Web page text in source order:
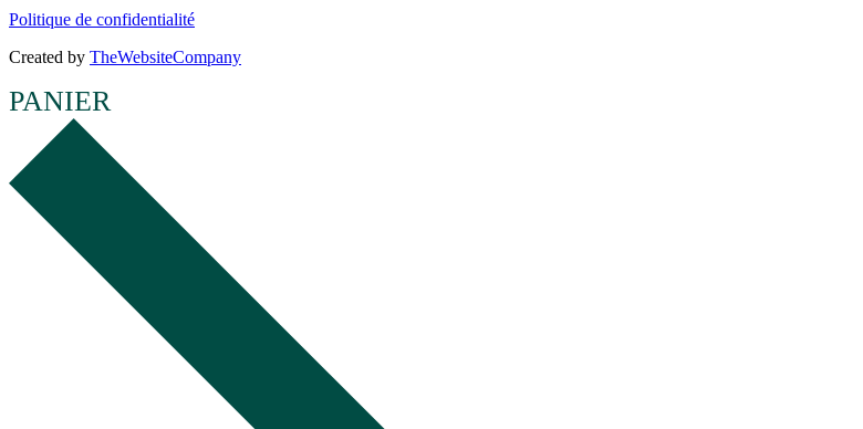
Politique de confidentialité
Created by TheWebsiteCompany
PANIER